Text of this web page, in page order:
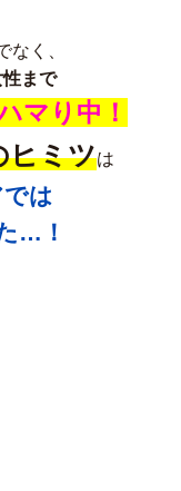
なく、
まで
マり中！
ヒミツは
は
…！